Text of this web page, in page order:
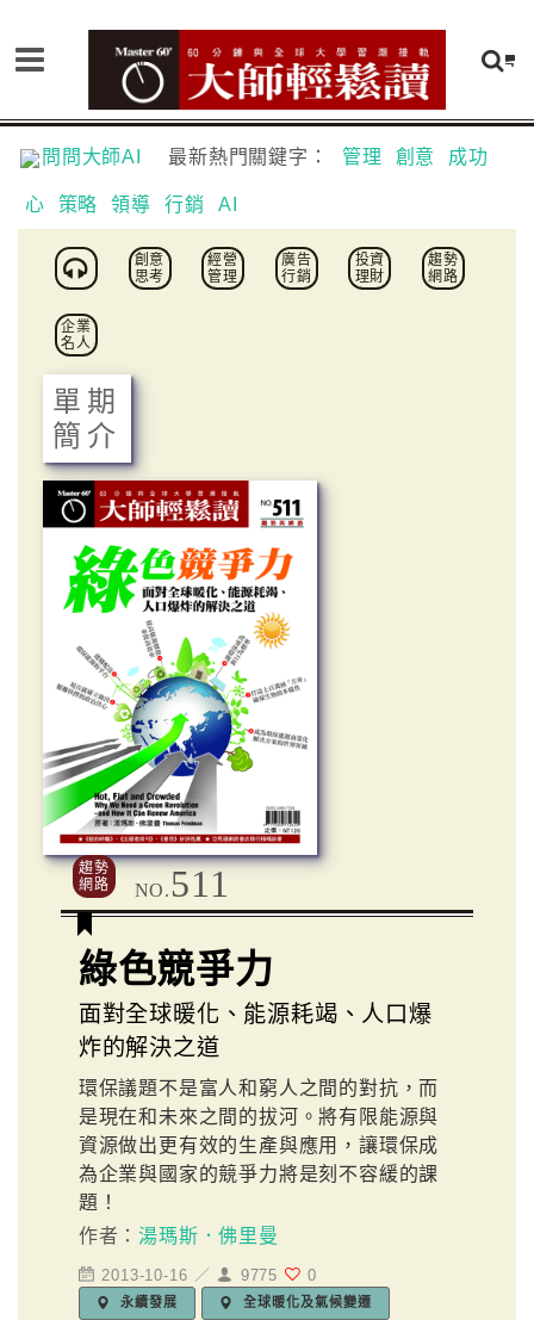
問問大師AI 最新熱門關鍵字： 管理 創意 成功
心 策略 領導 行銷 AI
創意
思考
經營
管理
廣告
行銷
投資
理財
趨勢
網路
企業
名人
單期
簡介
趨勢
網路
NO. 511
綠色競爭力
面對全球暖化、能源耗竭、人口爆
炸的解決之道
環保議題不是富人和窮人之間的對抗，而
是現在和未來之間的拔河。將有限能源與
資源做出更有效的生產與應用，讓環保成
為企業與國家的競爭力將是刻不容緩的課
題！
作者：湯瑪斯．佛里曼
2013-10-16 ／ 9775 0
永續發展 全球暖化及氣候變遷